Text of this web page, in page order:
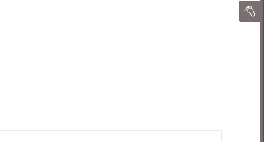
我的